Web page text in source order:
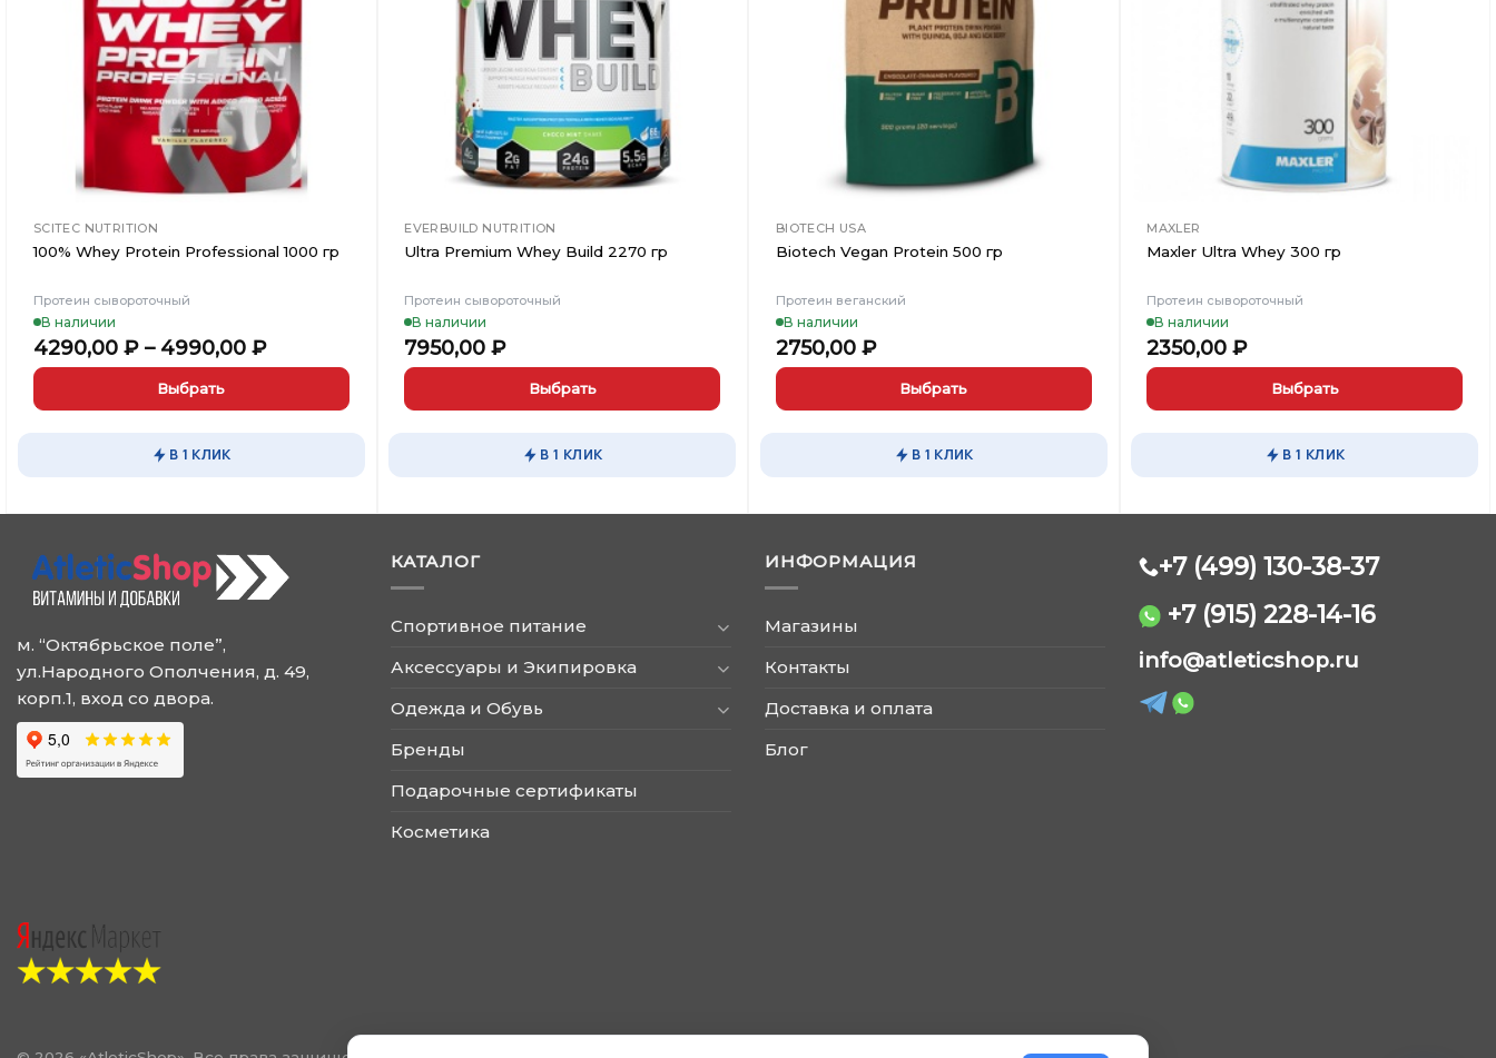
SCITEC NUTRITION
100% Whey Protein Professional 1000 гр
Протеин сывороточный
В наличии
4290,00 ₽– 4990,00 ₽
Выбрать
вариаций.
можно
выбрать
на
товара.
В 1 КЛИК
EVERBUILD NUTRITION
Ultra Premium Whey Build 2270 гр
Протеин сывороточный
В наличии
7950,00₽
Выбрать
вариаций.
можно
выбрать
странице
В 1 КЛИК
BIOTECH USA
Biotech Vegan Protein 500 гр
Протеин веганский
В наличии
2750,00 ₽
Выбрать
вариаций.
можно
выбрать
странице
В 1 КЛИК
MAXLER
Maxler Ultra Whey 300 гр
Протеин сывороточный
В наличии
2350,00₽
Выбрать
вариаций.
можно
выбрать
на
странице
товара.
В 1 КЛИК
м. “Октябрьское поле”,
ул.Народного Ополчения, д. 49,
корп.1, вход со двора.
КАТАЛОГ
Спортивное питание
Аксессуары и Экипировка
Одежда и Обувь
Бренды
Подарочные сертификаты
Косметика
ИНФОРМАЦИЯ
Магазины
Контакты
Доставка и оплата
Блог
+7 (499) 130-38-37
+7 (915) 228-14-16
info@atleticshop.ru
Обычно отвечаем быстро